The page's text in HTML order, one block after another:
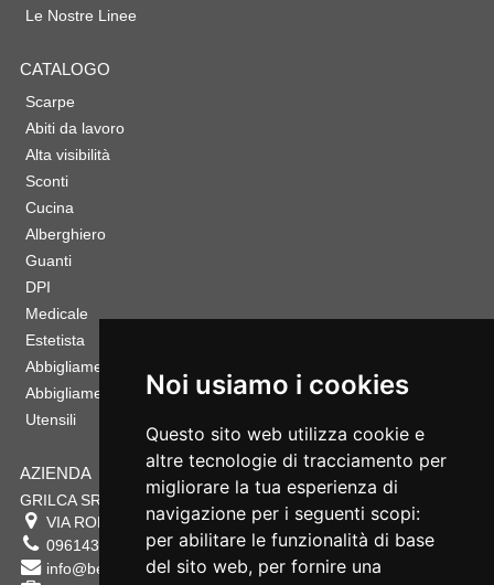
Noi usiamo i cookies
Questo sito web utilizza cookie e
altre tecnologie di tracciamento per
migliorare la tua esperienza di
navigazione per i seguenti scopi:
per abilitare le funzionalità di base
del sito web, per fornire una
Le Nostre Linee
CATALOGO
Scarpe
Abiti da lavoro
Alta visibilità
Sconti
Cucina
Alberghiero
Guanti
DPI
Medicale
Estetista
Abbigliamento Sportivo
Abbigliamento Bambino
Utensili
AZIENDA
GRILCA SRL
VIA ROMA 180 88054 SERSALE CZ
0961432177
info@bestsafety.it